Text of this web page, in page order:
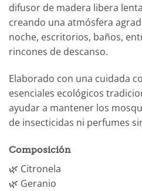
difusor de madera libera
creando una atmósfera
noche, escritorios, baños,
rincones de descanso.
Elaborado con una cuidada
esenciales ecológicos
ayudar a mantener los
de insecticidas ni perfumes
Composición
🌿 Citronela
🌿 Geranio